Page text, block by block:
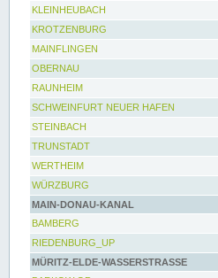
KLEINHEUBACH
KROTZENBURG
MAINFLINGEN
OBERNAU
RAUNHEIM
SCHWEINFURT NEUER HAFEN
STEINBACH
TRUNSTADT
WERTHEIM
WÜRZBURG
MAIN-DONAU-KANAL
BAMBERG
RIEDENBURG_UP
MÜRITZ-ELDE-WASSERSTRASSE